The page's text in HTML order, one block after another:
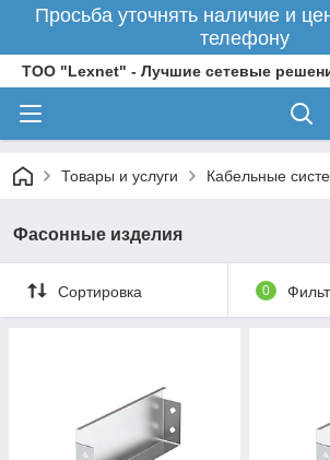
Просьба уточнять наличие и
телефону
ТОО "Lexnet" - Лучшие сетевые
Товары и услуги Кабельные
Фасонные изделия
Сортировка 0